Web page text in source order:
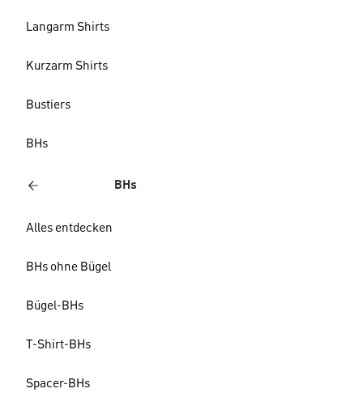
Langarm Shirts
Kurzarm Shirts
Bustiers
BHs
BHs
Alles entdecken
BHs ohne Bügel
Bügel-BHs
T-Shirt-BHs
Spacer-BHs